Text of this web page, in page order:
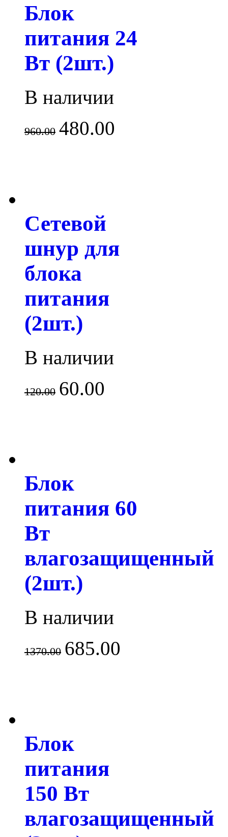
Блок
питания 24
Вт (2шт.)
В наличии
960.00 480.00
Сетевой
шнур для
блока
питания
(2шт.)
В наличии
120.00 60.00
Блок
питания 60
Вт
влагозащищенный
(2шт.)
В наличии
1370.00 685.00
Блок
питания
150 Вт
влагозащищенный